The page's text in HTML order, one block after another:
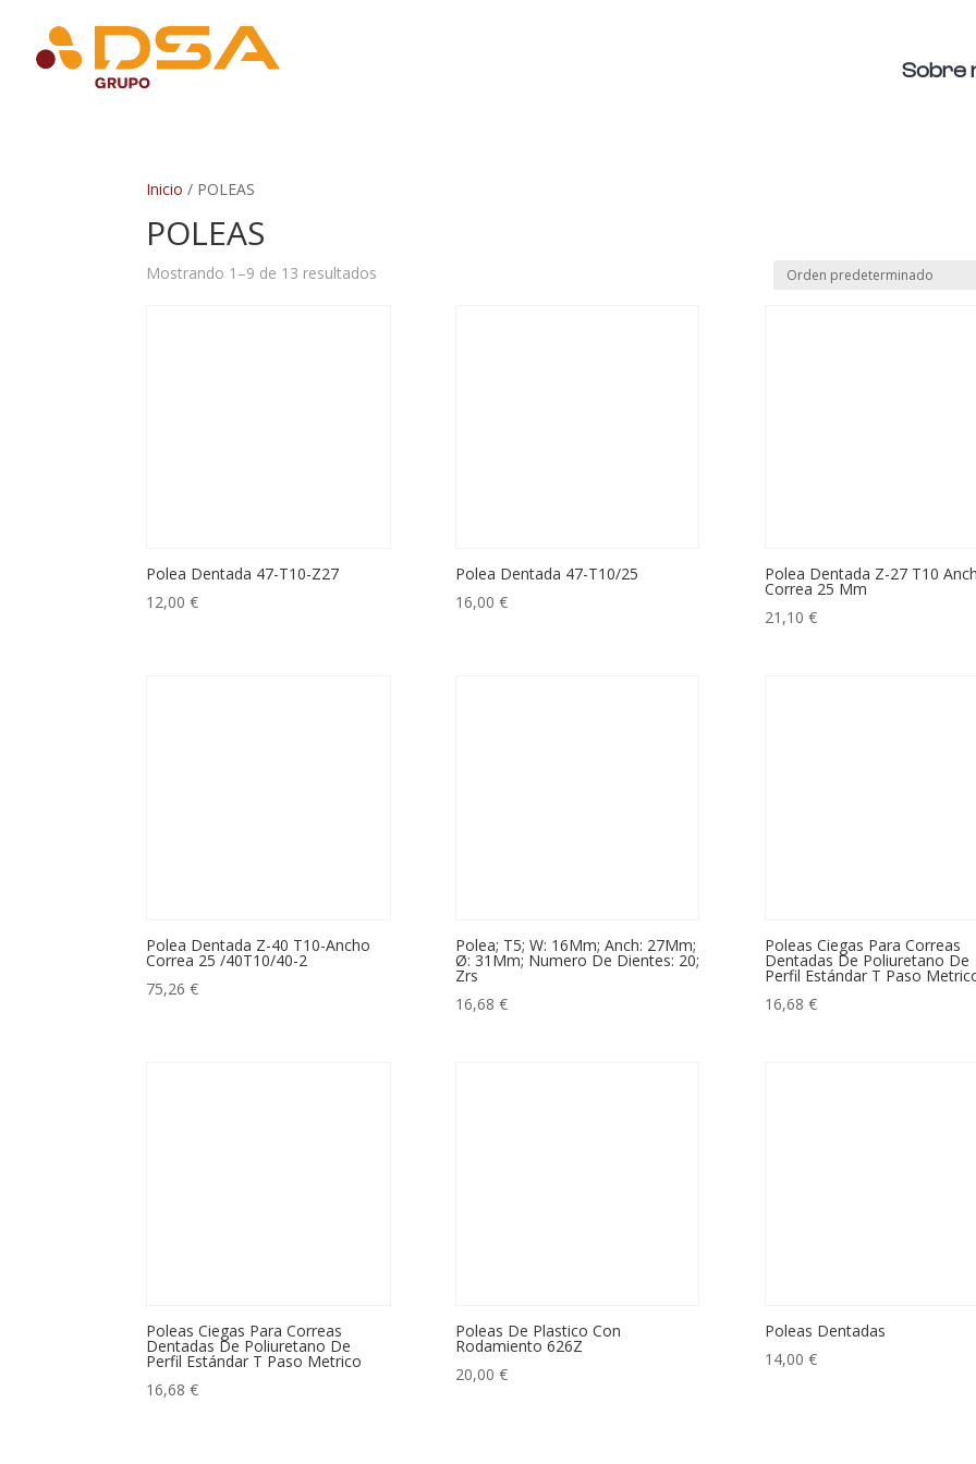
Sobre
Inicio / POLEAS
POLEAS
Mostrando 1–9 de 13 resultados
Polea Dentada 47-T10-Z27
12,00€
Polea Dentada 47-T10/25
16,00 €
Polea Dentada Z-27 T10
Correa 25 Mm
21,10 €
Polea Dentada Z-40 T10-Ancho
Correa 25 /40T10/40-2
75,26€
Polea; T5; W: 16Mm; Anch: 27Mm;
Ø: 31Mm; Numero De Dientes: 20;
Zrs
16,68 €
Poleas Ciegas Para Correas
Dentadas De Poliuretano De
Perfil Estándar T Paso
16,68 €
Poleas Ciegas Para Correas
Dentadas De Poliuretano De
Perfil Estándar T Paso Metrico
16,68€
Poleas De Plastico Con
Rodamiento 626Z
20,00 €
Poleas Dentadas
14,00 €